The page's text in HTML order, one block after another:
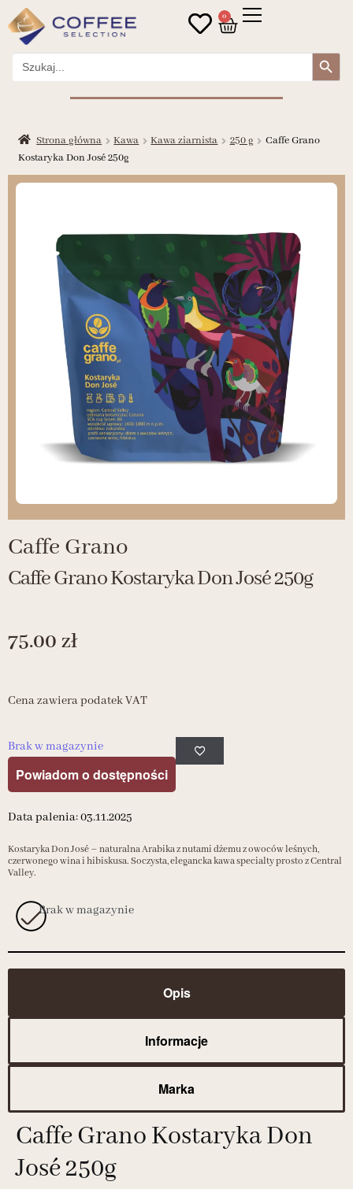
0
Search
for:
Search Button
Strona główna Kawa Kawa ziarnista 250 g
Caffe Grano
Kostaryka Don José 250g
Caffe Grano
Caffe Grano Kostaryka Don José 250g
75.00 zł
Cena zawiera podatek VAT
Brak w magazynie
Powiadom o dostępności
Data palenia: 03.11.2025
Kostaryka Don José – naturalna Arabika z nutami dżemu z owoców leśnych,
czerwonego wina i hibiskusa. Soczysta, elegancka kawa specialty prosto z Central
Valley.
Brak w magazynie
Opis
Informacje
Marka
Caffe Grano Kostaryka Don
José 250g